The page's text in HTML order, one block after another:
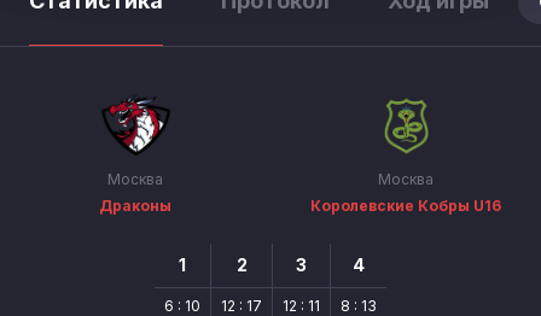
Москва
Драконы
Москва
Королевские Кобры U16
1
6 : 10
2
12 : 17
3
12 : 11
4
8 : 13